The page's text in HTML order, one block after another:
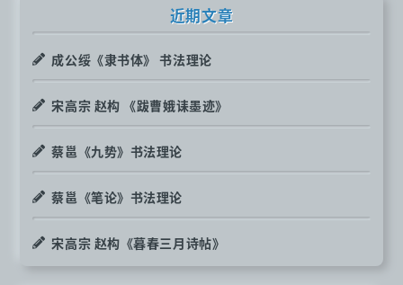
近期文章
成公绥《隶书体》 书法理论
宋高宗 赵构 《跋曹娥诔墨迹》
蔡邕《九势》书法理论
蔡邕《笔论》书法理论
宋高宗 赵构《暮春三月诗帖》